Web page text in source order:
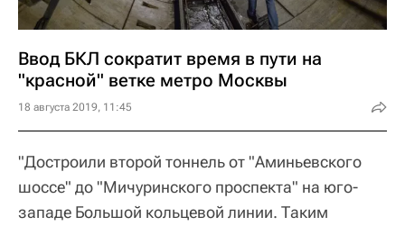
Ввод БКЛ сократит время в пути на
"красной" ветке метро Москвы
18 августа 2019, 11:45
"Достроили второй тоннель от "Аминьевского
шоссе" до "Мичуринского проспекта" на юго-
западе Большой кольцевой линии. Таким